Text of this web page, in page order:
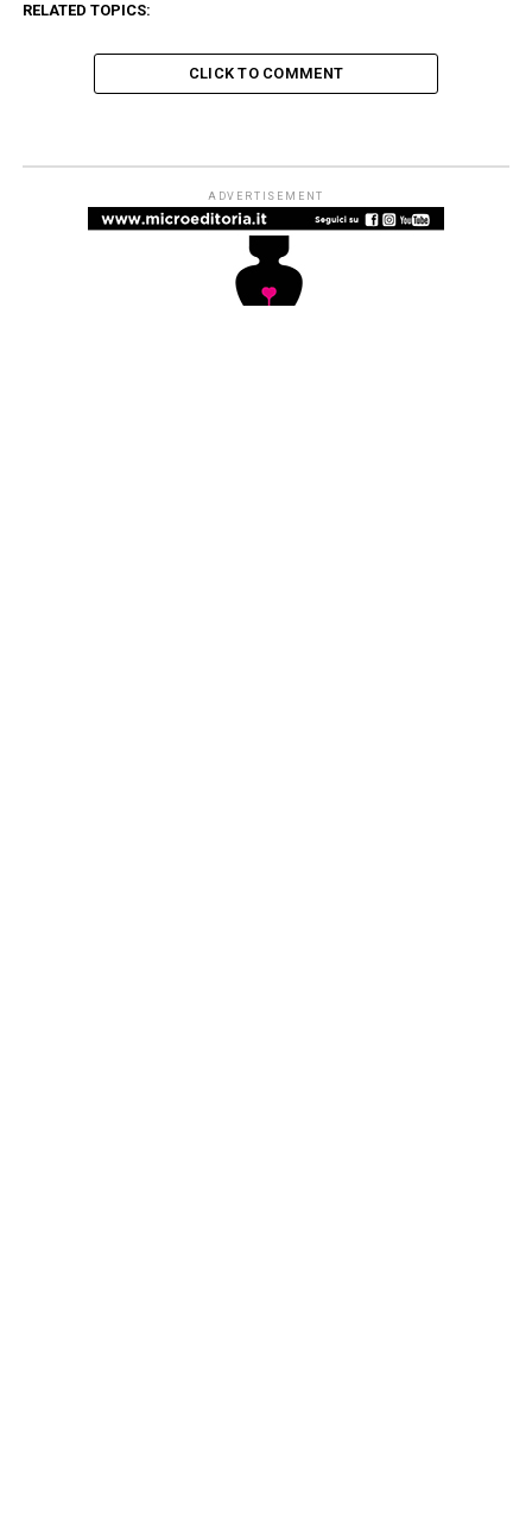
RELATED TOPICS:
CLICK TO COMMENT
ADVERTISEMENT